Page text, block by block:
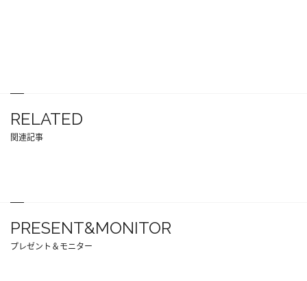
RELATED
関連記事
PRESENT&MONITOR
プレゼント＆モニター